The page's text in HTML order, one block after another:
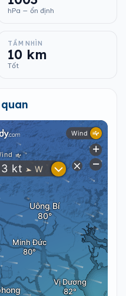
hPa — ổn định
TẦM NHÌN
10 km
Tốt